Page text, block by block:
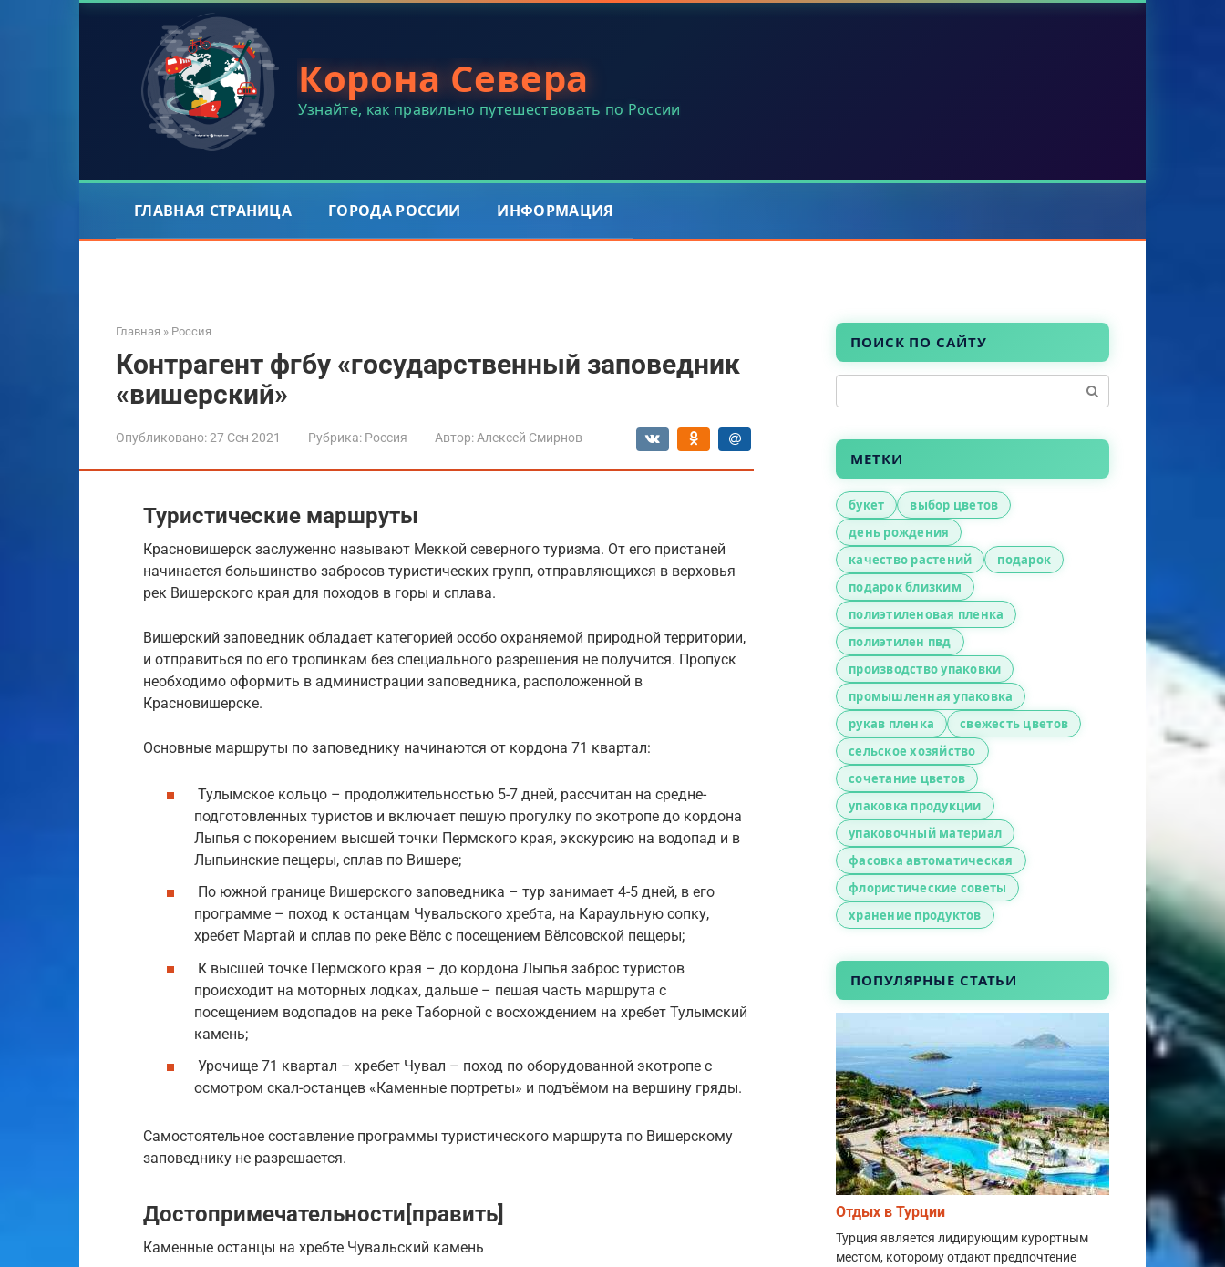
Корона Севера
Узнайте, как правильно путешествовать по России
ГЛАВНАЯ СТРАНИЦА ГОРОДА РОССИИ ИНФОРМАЦИЯ
Главная » Россия
Контрагент фгбу «государственный заповедник
«вишерский»
Опубликовано:27 Сен 2021 Рубрика: Россия Автор: Алексей Смирнов
Туристические маршруты
Красновишерск заслуженно называют Меккой северного туризма. От его пристаней
начинается большинство забросов туристических групп, отправляющихся в верховья
рек Вишерского края для походов в горы и сплава.
Вишерский заповедник обладает категорией особо охраняемой природной территории,
и отправиться по его тропинкам без специального разрешения не получится. Пропуск
необходимо оформить в администрации заповедника, расположенной в
Красновишерске.
Основные маршруты по заповеднику начинаются от кордона 71 квартал:
Тулымское кольцо – продолжительностью 5-7 дней, рассчитан на средне-
подготовленных туристов и включает пешую прогулку по экотропе до кордона
Лыпья с покорением высшей точки Пермского края, экскурсию на водопад и в
Лыпьинские пещеры, сплав по Вишере;
По южной границе Вишерского заповедника – тур занимает 4-5 дней, в его
программе – поход к останцам Чувальского хребта, на Караульную сопку,
хребет Мартай и сплав по реке Вёлс с посещением Вёлсовской пещеры;
К высшей точке Пермского края – до кордона Лыпья заброс туристов
происходит на моторных лодках, дальше – пешая часть маршрута с
посещением водопадов на реке Таборной с восхождением на хребет Тулымский
камень;
Урочище 71 квартал – хребет Чувал – поход по оборудованной экотропе с
осмотром скал-останцев «Каменные портреты» и подъёмом на вершину гряды.
Самостоятельное составление программы туристического маршрута по Вишерскому
заповеднику не разрешается.
Достопримечательности[править]
Каменные останцы на хребте Чувальский камень
ПОИСК ПО САЙТУ
МЕТКИ
букет
выбор цветов
день рождения
качество растений
подарок
подарок близким
полиэтиленовая пленка
полиэтилен пвд
производство упаковки
промышленная упаковка
рукав пленка
свежесть цветов
сельское хозяйство
сочетание цветов
упаковка продукции
упаковочный материал
фасовка автоматическая
флористические советы
хранение продуктов
ПОПУЛЯРНЫЕ СТАТЬИ
Отдых в Турции
Турция является лидирующим курортным
местом, которому отдают предпочтение